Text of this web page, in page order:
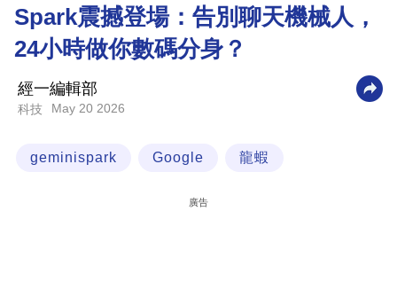
商
業
技
場
Spark震撼登場：告別聊天機械人，
24小時做你數碼分身？
經一編輯部
科技 May 20 2026
geminispark Google 龍蝦
廣告